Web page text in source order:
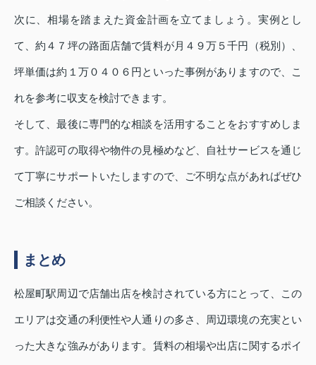
次に、相場を踏まえた資金計画を立てましょう。実例とし
て、約４７坪の路面店舗で賃料が月４９万５千円（税別）、
坪単価は約１万０４０６円といった事例がありますので、こ
れを参考に収支を検討できます。
そして、最後に専門的な相談を活用することをおすすめしま
す。許認可の取得や物件の見極めなど、自社サービスを通じ
て丁寧にサポートいたしますので、ご不明な点があればぜひ
ご相談ください。
まとめ
松屋町駅周辺で店舗出店を検討されている方にとって、この
エリアは交通の利便性や人通りの多さ、周辺環境の充実とい
った大きな強みがあります。賃料の相場や出店に関するポイ